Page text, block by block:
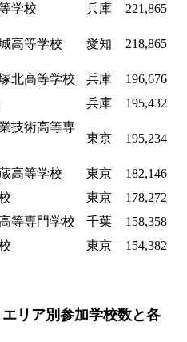
学校 兵庫 221,865
高等学校 愛知 218,865
北高等学校 兵庫
196,676
兵庫 195,432
技術高等専
東京 195,234
高等学校 東京
182,146
東京
178,272
等専門学校 千葉
158,358
東京 154,382
リア別参加学校数と各